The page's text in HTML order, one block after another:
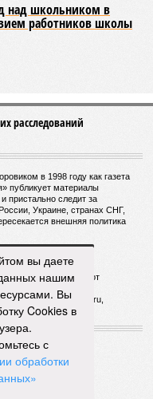
над школьником в
работников школы
расследований
в 1998 году как газета
публикует материалы
пристально следит за
Украине, странах СНГ,
внешняя политика
Горевой Р. Г.
ЭЛ № ФС 77 - 72681 от
versia@versia.ru,
вы даете
нашим
Вы
Cookies в
с
обработки